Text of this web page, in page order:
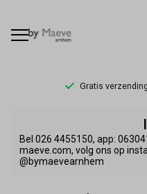
Gratis
By
Bel 026 4455150, app:
maeve.com, volg ons op
@bymaevearnhem